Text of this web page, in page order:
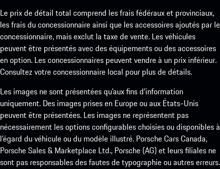
Le prix de détail total comprend les frais fédéraux et provinciaux,
les frais du concessionnaire ainsi que les accessoires ajoutés par le
concessionnaire, mais exclut la taxe de vente. Les véhicules
peuvent être présentés avec des équipements ou des accessoires
en option. Les concessionnaires peuvent vendre à un prix inférieur.
Consultez votre concessionnaire local pour plus de détails.
Les images ne sont présentées qu’aux fins d’information
uniquement. Des images prises en Europe ou aux États-Unis
peuvent être présentées. Les images ne représentent pas
nécessairement les options configurables choisies ou disponibles à
l’égard du véhicule ou du modèle illustré. Porsche Cars Canada,
Porsche Sales & Marketplace Ltd., Porsche (AG) et leurs filiales ne
sont pas responsables des fautes de typographie ou autres erreurs.